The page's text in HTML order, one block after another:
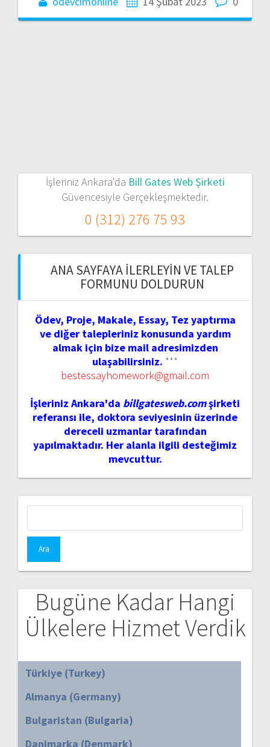
İşleriniz Ankara'da Bill Gates Web Şirketi
Güvencesiyle Gerçekleşmektedir.
0 (312) 276 75 93
ANA SAYFAYA İLERLEYIN VE TALEP
FORMUNU DOLDURUN
Ödev, Proje, Makale, Essay, Tez yaptırma
ve diğer talepleriniz konusunda yardım
almak için bize mail adresimizden
ulaşabilirsiniz. ***
bestessayhomework@gmail.com
İşleriniz Ankara'da billgatesweb.comşirketi
referansı ile, doktora seviyesinin üzerinde
dereceli uzmanlar tarafından
yapılmaktadır. Her alanla ilgili desteğimiz
mevcuttur.
Bugüne Kadar Hangi
Ülkelere Hizmet Verdik
Türkiye (Turkey)
Almanya (Germany)
Bulgaristan (Bulgaria)
Danimarka (Denmark)